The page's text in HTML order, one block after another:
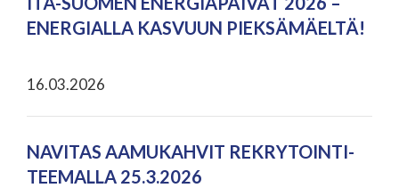
ENERGIALLA KASVUUN PIEKSÄMÄELTÄ!
16.03.2026
NAVITAS AAMUKAHVIT REKRYTOINTI-
TEEMALLA 25.3.2026